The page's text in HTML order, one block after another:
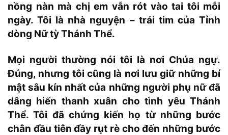
nồng nàn mà chị em vẫn rót vào tai tôi mỗi
ngày. Tôi là nhà nguyện – trái tim của Tỉnh
dòng Nữ tỳ Thánh Thể.
Mọi người thường nói tôi là nơi Chúa ngự.
Đúng, nhưng tôi cũng là nơi lưu giữ những bí
mật sâu kín nhất của những người phụ nữ đã
dâng hiến thanh xuân cho tình yêu Thánh
Thể. Tôi đã chứng kiến họ từ những bước
chân đầu tiên đầy rụt rè cho đến những bước